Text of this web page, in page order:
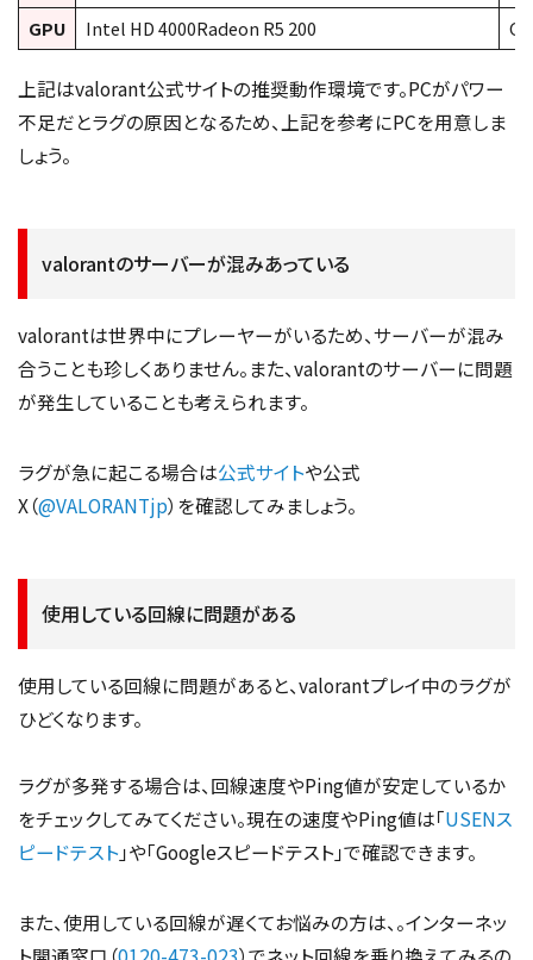
GPU
Intel HD 4000Radeon R5 200
上記はvalorant公式サイトの推奨動作環境です。PCがパワー
不足だとラグの原因となるため、上記を参考にPCを用意しま
しょう。
valorantのサーバーが混みあっている
valorantは世界中にプレーヤーがいるため、サーバーが混み
合うことも珍しくありません。また、valorantのサーバーに問題
が発生していることも考えられます。
ラグが急に起こる場合は公式サイトや公式
X（@VALORANTjp）を確認してみましょう。
使用している回線に問題がある
使用している回線に問題があると、valorantプレイ中のラグが
ひどくなります。
ラグが多発する場合は、回線速度やPing値が安定しているか
をチェックしてみてください。現在の速度やPing値は「USENス
ピードテスト」や「Googleスピードテスト」で確認できます。
また、使用している回線が遅くてお悩みの方は、。インターネッ